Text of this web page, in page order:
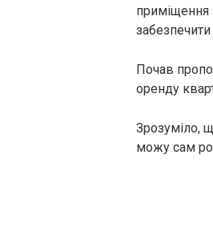
приміщення
Почав
оренду
Зрозуміло,
можу сам